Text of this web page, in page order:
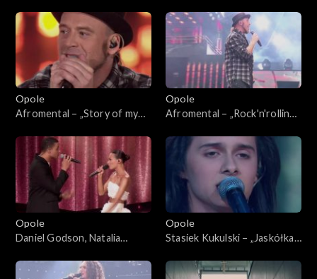
Koncert „SuperJedynki”
Koncert „SuperJedynki”
Opole
Afromental – „Story of my
„SuperJedynki”
Opole
Afromental – „Rock'n'rolling
„SuperJedynki”
Opole
Daniel Godson, Natalia
KFPP: Koncert „Debiuty”
Opole
Stasiek Kukulski – „Jaskółka”.